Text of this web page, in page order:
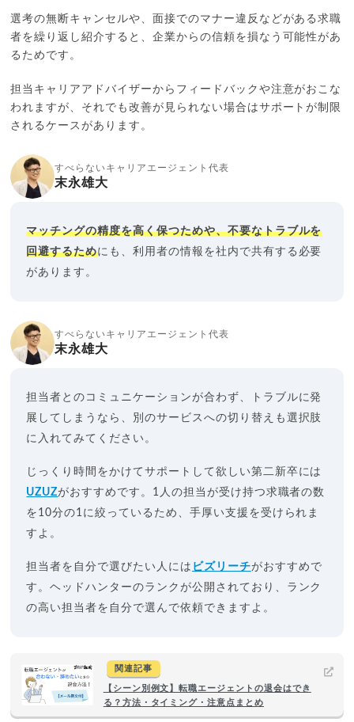
選考の無断キャンセルや、面接でのマナー違反などがある求職
者を繰り返し紹介すると、企業からの信頼を損なう可能性があ
るためです。
担当キャリアアドバイザーからフィードバックや注意がおこな
われますが、それでも改善が見られない場合はサポートが制限
されるケースがあります。
すべらないキャリアエージェント代表
末永雄大
マッチングの精度を高く保つためや、不要なトラブルを
回避するためにも、利用者の情報を社内で共有する必要
があります。
すべらないキャリアエージェント代表
末永雄大
担当者とのコミュニケーションが合わず、トラブルに発
展してしまうなら、別のサービスへの切り替えも選択肢
に入れてみてください。
じっくり時間をかけてサポートして欲しい第二新卒には
UZUZがおすすめです。1人の担当が受け持つ求職者の数
を10分の1に絞っているため、手厚い支援を受けられま
すよ。
担当者を自分で選びたい人には ビズリーチがおすすめで
す。ヘッドハンターのランクが公開されており、ランク
の高い担当者を自分で選んで依頼できますよ。
関連記事
【シーン別例文】転職エージェントの退会はでき
る？方法・タイミング・注意点まとめ